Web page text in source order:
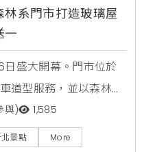
系門市打造玻璃屋
一
日盛大開幕。門市位於
道型服務，並以森林中
種植3株富士櫻，打造
。開幕期間更推出隨行
與) 1,585
景點 More